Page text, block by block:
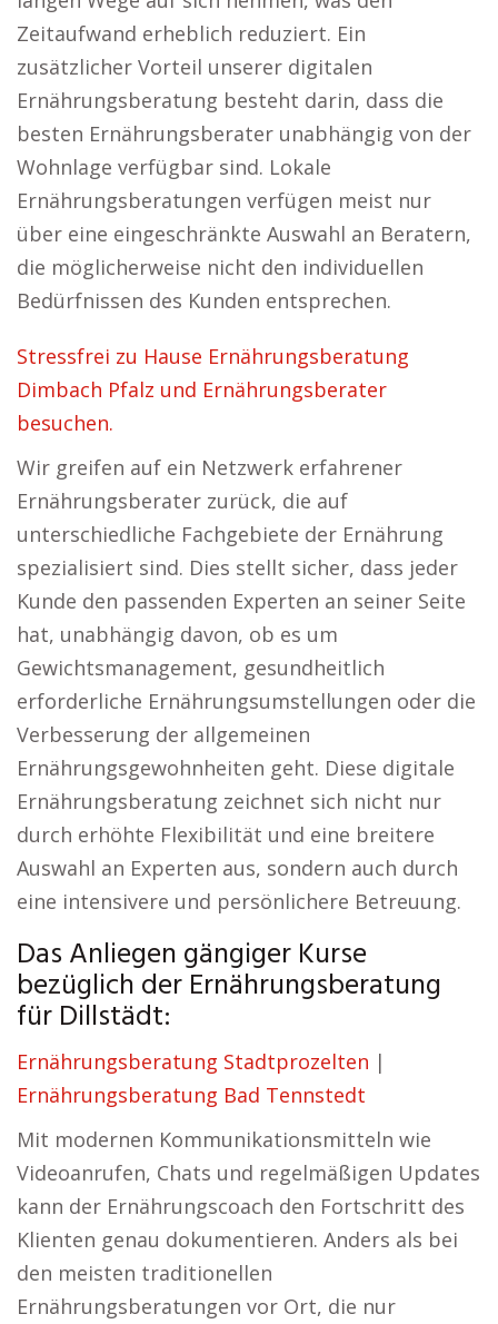
Zeitaufwand erheblich reduziert. Ein
zusätzlicher Vorteil unserer digitalen
Ernährungsberatung besteht darin, dass die
besten Ernährungsberater unabhängig von der
Wohnlage verfügbar sind. Lokale
Ernährungsberatungen verfügen meist nur
über eine eingeschränkte Auswahl an Beratern,
die möglicherweise nicht den individuellen
Bedürfnissen des Kunden entsprechen.
Stressfrei zu Hause Ernährungsberatung
Dimbach Pfalz und Ernährungsberater
besuchen.
Wir greifen auf ein Netzwerk erfahrener
Ernährungsberater zurück, die auf
unterschiedliche Fachgebiete der Ernährung
spezialisiert sind. Dies stellt sicher, dass jeder
Kunde den passenden Experten an seiner Seite
hat, unabhängig davon, ob es um
Gewichtsmanagement, gesundheitlich
erforderliche Ernährungsumstellungen oder die
Verbesserung der allgemeinen
Ernährungsgewohnheiten geht. Diese digitale
Ernährungsberatung zeichnet sich nicht nur
durch erhöhte Flexibilität und eine breitere
Auswahl an Experten aus, sondern auch durch
eine intensivere und persönlichere Betreuung.
Das Anliegen gängiger Kurse
bezüglich der Ernährungsberatung
für Dillstädt:
Ernährungsberatung Stadtprozelten |
Ernährungsberatung Bad Tennstedt
Mit modernen Kommunikationsmitteln wie
Videoanrufen, Chats und regelmäßigen Updates
kann der Ernährungscoach den Fortschritt des
Klienten genau dokumentieren. Anders als bei
den meisten traditionellen
Ernährungsberatungen vor Ort, die nur